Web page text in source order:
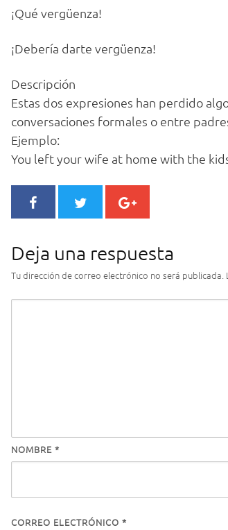
¡Qué vergüenza!
¡Debería darte vergüenza!
Descripción
Estas dos expresiones han perdido
conversaciones formales o entre
Ejemplo:
You left your wife at home with the
Deja una respuesta
Tu dirección de correo electrónico no será publicada.
NOMBRE *
CORREO ELECTRÓNICO *